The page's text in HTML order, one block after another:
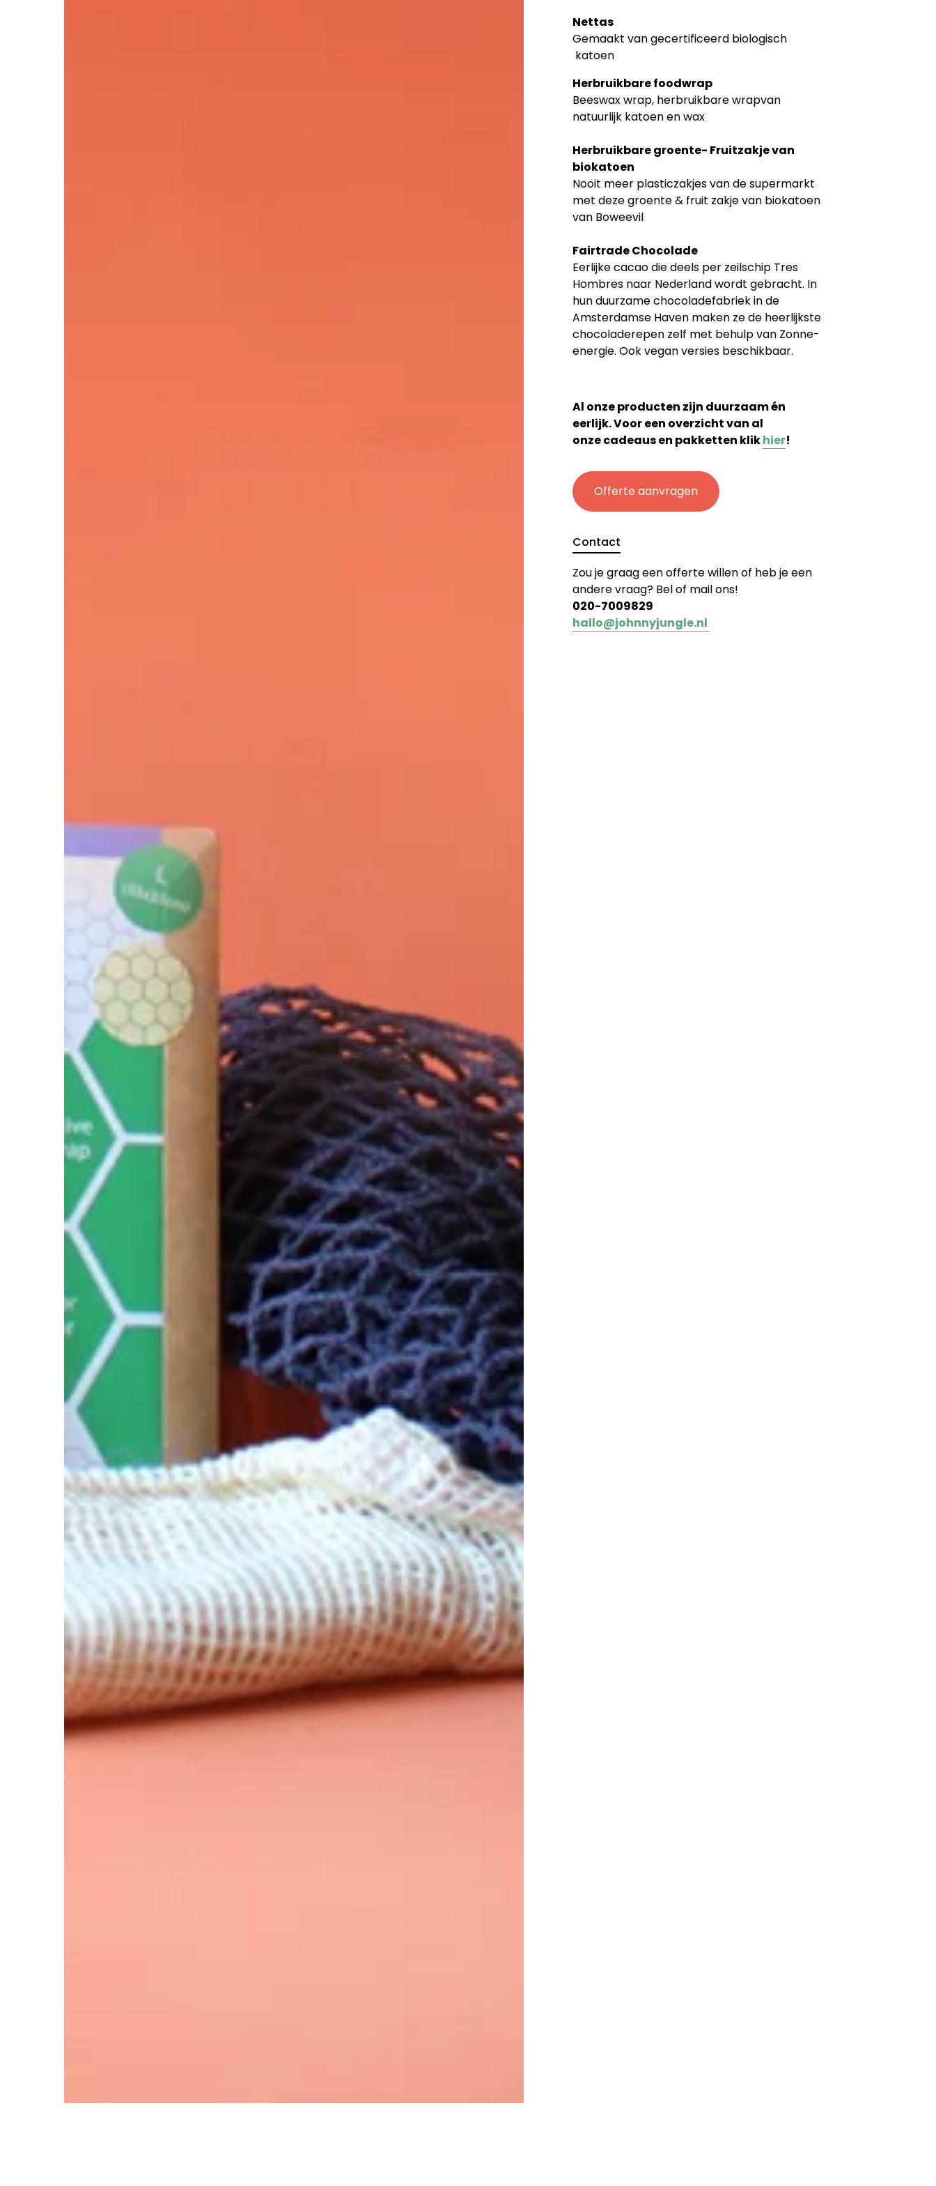
Nettas
Gemaakt van gecertificeerd biologisch
katoen
Herbruikbare foodwrap
Beeswax wrap, herbruikbare wrapvan
natuurlijk katoen en wax
Herbruikbare groente- Fruitzakje van
biokatoen
Nooit meer plasticzakjes van de supermarkt
met deze groente & fruit zakje van biokatoen
van Boweevil
Fairtrade Chocolade
Eerlijke cacao die deels per zeilschip Tres
Hombres naar Nederland wordt gebracht. In
hun duurzame chocoladefabriek in de
Amsterdamse Haven maken ze de heerlijkste
chocoladerepen zelf met behulp van Zonne-
energie. Ook vegan versies beschikbaar.
Al onze producten zijn duurzaam én
eerlijk. Voor een overzicht van al
onze cadeaus en pakketten klikhier!
Offerte aanvragen
Contact
Zou je graag een offerte willen of heb je een
andere vraag? Bel of mail ons!
020-7009829
hallo@johnnyjungle.nl